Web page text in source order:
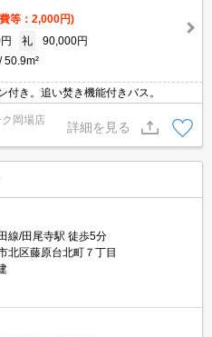
等：2,000円)
礼
90,000円
50.9m²
付き。追い焚き機能付きバス。
岡場店
詳細を見る
線/田尾寺駅 徒歩5分
北区藤原台北町７丁目